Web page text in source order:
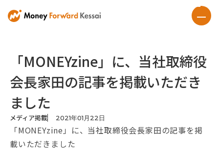
「MONEYzine」に、当社取締役
会長家田の記事を掲載いただき
ました
メディア掲載 2021年01 月 22 日
「MONEYzine」に、当社取締役会長家田の記事を掲
載いただきました